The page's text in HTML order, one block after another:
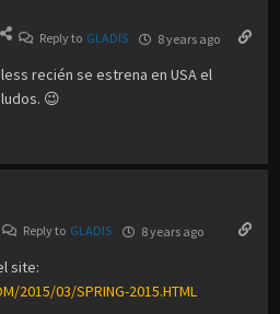
Reply to GLADIS 8 years ago
recién se estrena en USA el
😉
Reply to GLADIS 8 years ago
site:
2015/03/SPRING-2015.HTML